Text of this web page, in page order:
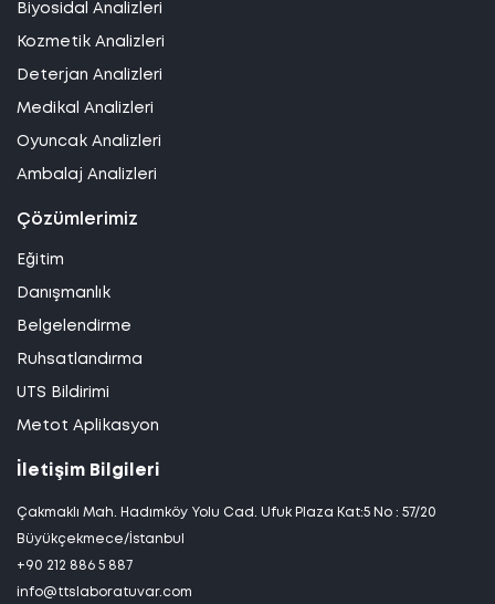
Biyosidal Analizleri
Kozmetik Analizleri
Deterjan Analizleri
Medikal Analizleri
Oyuncak Analizleri
Ambalaj Analizleri
Çözümlerimiz
Eğitim
Danışmanlık
Belgelendirme
Ruhsatlandırma
UTS Bildirimi
Metot Aplikasyon
İletişim Bilgileri
Çakmaklı Mah. Hadımköy Yolu Cad. Ufuk Plaza Kat:5 No : 57/20
Büyükçekmece/İstanbul
+90 212 886 5 887
info@ttslaboratuvar.com